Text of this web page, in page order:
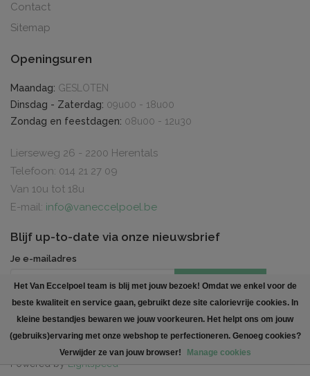
Contact
Sitemap
Openingsuren
Maandag: GESLOTEN
Dinsdag - Zaterdag: 09u00 - 18u00
Zondag en feestdagen: 08u00 - 12u30
Lierseweg 26 - 2200 Herentals
Telefoon: 014 21 27 09
Van 10u tot 18u
E-mail: info@vaneccelpoel.be
Blijf up-to-date via onze nieuwsbrief
Je e-mailadres
INSCHRIJVEN
Created byPolaris DC. All rights reserved
Powered by Lightspeed
Het Van Eccelpoel team is blij met jouw bezoek! Omdat we enkel voor de
beste kwaliteit en service gaan, gebruikt deze site calorievrije cookies. In
kleine bestandjes bewaren we jouw voorkeuren. Het helpt ons om jouw
(gebruiks)ervaring met onze webshop te perfectioneren. Genoeg cookies?
Verwijder ze van jouw browser!
Manage cookies